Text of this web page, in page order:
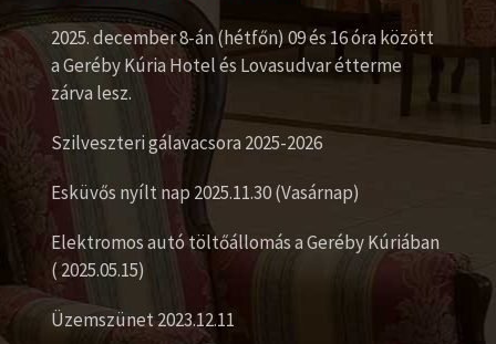
2025. december 8-án (hétfőn) 09 és 16 óra között
a Geréby Kúria Hotel és Lovasudvar étterme
zárva lesz.
Szilveszteri gálavacsora 2025-2026
Esküvős nyílt nap 2025.11.30 (Vasárnap)
Elektromos autó töltőállomás a Geréby Kúriában
( 2025.05.15)
Üzemszünet 2023.12.11